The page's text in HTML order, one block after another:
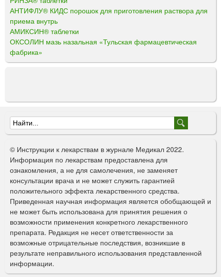
АНТИФЛУ® КИДС порошок для приготовления раствора для
приема внутрь
АМИКСИН® таблетки
ОКСОЛИН мазь назальная «Тульская фармацевтическая
фабрика»
Ф
о
р
м
а
п
о
и
с
к
© Инструкции к лекарствам в журнале Медикал 2022.
Информация по лекарствам предоставлена для
ознакомления, а не для самолечения, не заменяет
консультации врача и не может служить гарантией
положительного эффекта лекарственного средства.
Приведенная научная информация является обобщающей и
не может быть использована для принятия решения о
возможности применения конкретного лекарственного
препарата. Редакция не несет ответственности за
возможные отрицательные последствия, возникшие в
результате неправильного использования представленной
информации.